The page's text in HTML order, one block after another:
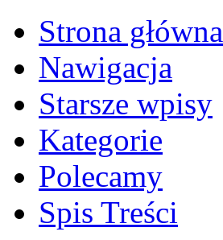
Strona główna
Nawigacja
Starsze wpisy
Kategorie
Polecamy
Spis Treści